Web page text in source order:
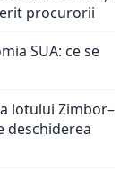
procurorii
SUA: ce se
lotului Zimbor–
deschiderea